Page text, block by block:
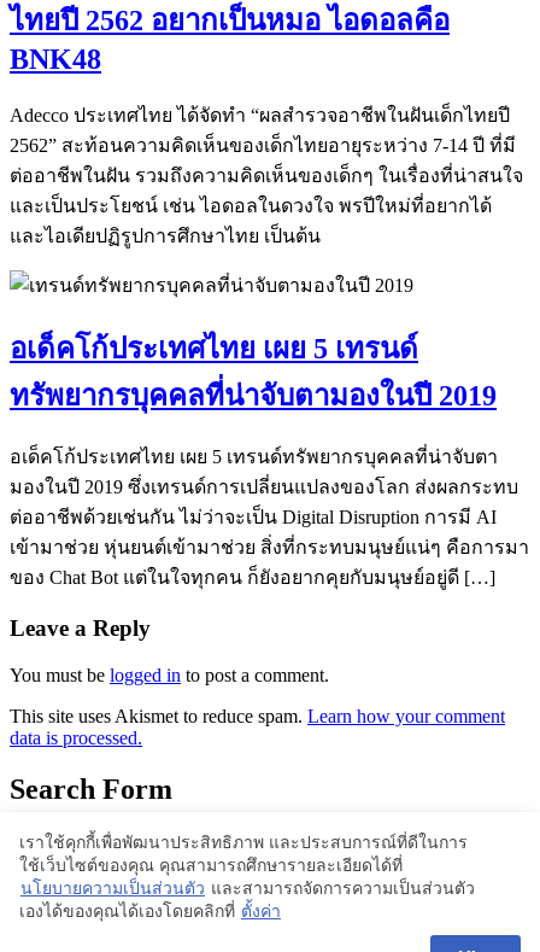
ไทยปี 2562 อยากเป็นหมอ ไอดอลคือ
BNK48
Adecco ประเทศไทย ได้จัดทำ “ผลสำรวจอาชีพในฝันเด็กไทยปี
2562” สะท้อนความคิดเห็นของเด็กไทยอายุระหว่าง 7-14 ปี ที่มี
ต่ออาชีพในฝัน รวมถึงความคิดเห็นของเด็กๆ ในเรื่องที่น่าสนใจ
และเป็นประโยชน์ เช่น ไอดอลในดวงใจ พรปีใหม่ที่อยากได้
และไอเดียปฏิรูปการศึกษาไทย เป็นต้น
อเด็คโก้ประเทศไทย เผย 5 เทรนด์
ทรัพยากรบุคคลที่น่าจับตามองในปี 2019
อเด็คโก้ประเทศไทย เผย 5 เทรนด์ทรัพยากรบุคคลที่น่าจับตา
มองในปี 2019 ซึ่งเทรนด์การเปลี่ยนแปลงของโลก ส่งผลกระทบ
ต่ออาชีพด้วยเช่นกัน ไม่ว่าจะเป็น Digital Disruption การมี AI
เข้ามาช่วย หุ่นยนต์เข้ามาช่วย สิ่งที่กระทบมนุษย์แน่ๆ คือการมา
ของ Chat Bot แต่ในใจทุกคน ก็ยังอยากคุยกับมนุษย์อยู่ดี […]
Leave a Reply
You must be logged in to post a comment.
This site uses Akismet to reduce spam. Learn how your comment
data is processed.
Search Form
Proudly powered by WordPress | Theme: BlogStyle
เราใช้คุกกี้เพื่อพัฒนาประสิทธิภาพ และประสบการณ์ที่ดีในการ
ใช้เว็บไซต์ของคุณ คุณสามารถศึกษารายละเอียดได้ที่
นโยบายความเป็นส่วนตัว และสามารถจัดการความเป็นส่วนตัว
เองได้ของคุณได้เองโดยคลิกที่ ตั้งค่า